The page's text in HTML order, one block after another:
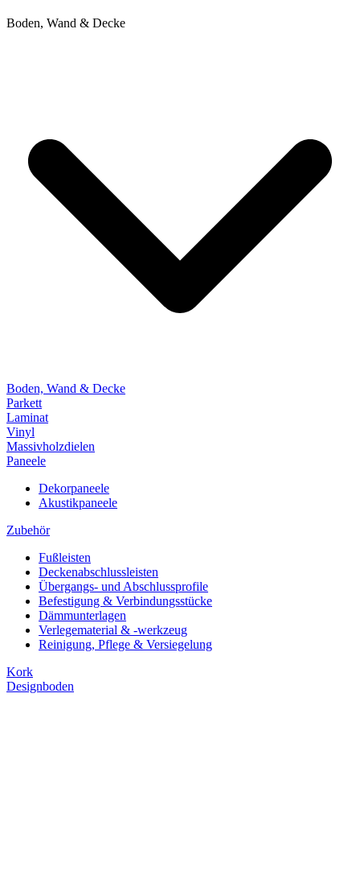
Boden, Wand & Decke
Boden, Wand & Decke
Parkett
Laminat
Vinyl
Massivholzdielen
Paneele
Dekorpaneele
Akustikpaneele
Zubehör
Fußleisten
Deckenabschlussleisten
Übergangs- und Abschlussprofile
Befestigung & Verbindungsstücke
Dämmunterlagen
Verlegematerial & -werkzeug
Reinigung, Pflege & Versiegelung
Kork
Designboden